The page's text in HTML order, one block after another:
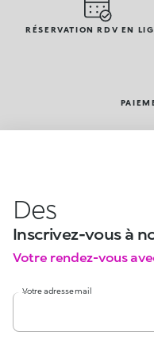
RÉSERVATION RDV EN
Des
Inscrivez-vous à
Votre rendez-vous
Votre adresse mail